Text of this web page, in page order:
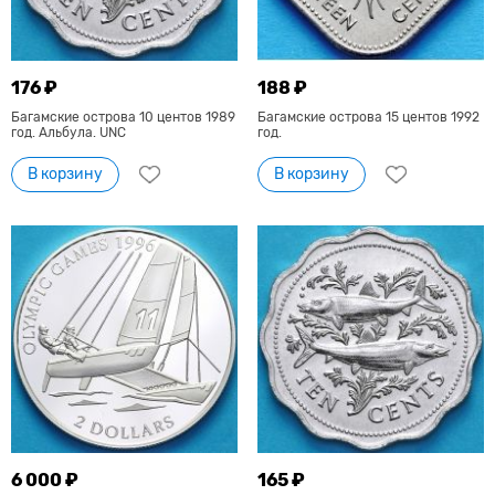
176 ₽
Багамские острова 10 центов 1989
год. Альбула. UNC
В корзину
188 ₽
Багамские острова 15 центов 1992
год.
В корзину
6 000 ₽ 165 ₽